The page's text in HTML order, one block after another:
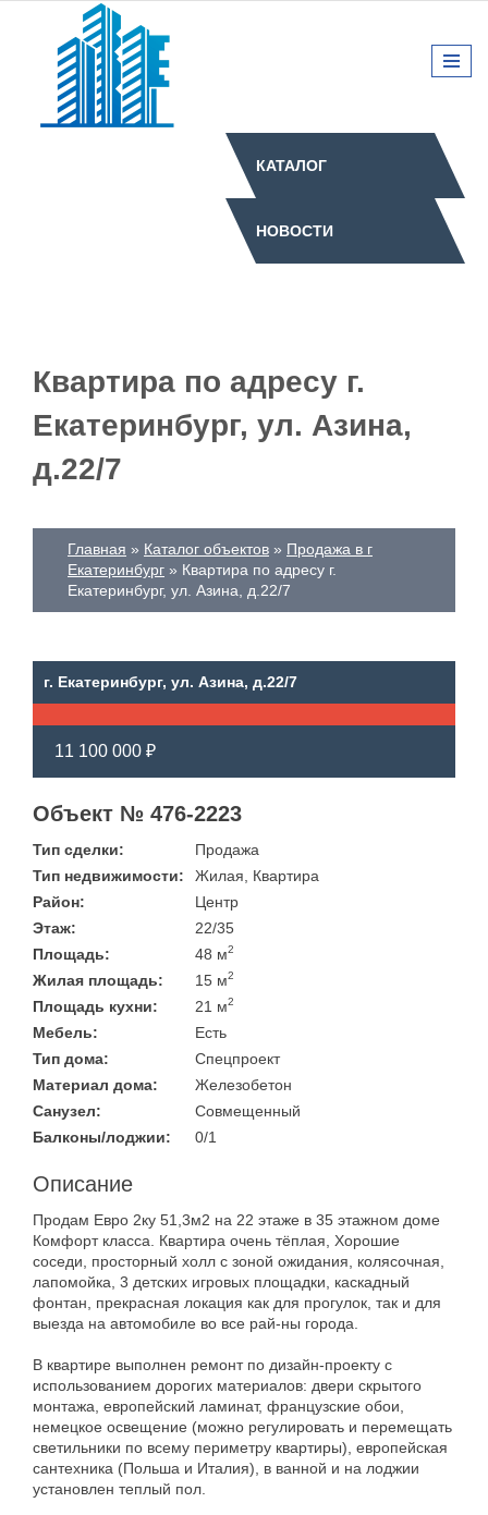
КАТАЛОГ
НОВОСТИ
Квартира по адресу г.
Екатеринбург, ул. Азина,
д.22/7
Главная Каталог объектов
Продажа в г
Екатеринбург
Квартира по адресу г.
Екатеринбург, ул. Азина, д.22/7
г. Екатеринбург, ул. Азина, д.22/7
11 100 000 ₽
Объект № 476-2223
Тип сделки:
Продажа
Тип недвижимости:
Жилая, Квартира
Район:
Центр
Этаж:
22/35
Площадь:
48 м2
Жилая площадь: 15 м2
Площадь кухни: 21 м2
Мебель:
Есть
Тип дома:
Спецпроект
Материал дома:
Железобетон
Санузел:
Совмещенный
Балконы/лоджии:
0/1
Описание
Продам Евро 2ку 51,3м2 на 22 этаже в 35 этажном доме
Комфорт класса. Квартира очень тёплая, Хорошие
соседи, просторный холл с зоной ожидания, колясочная,
лапомойка, 3 детских игровых площадки, каскадный
фонтан, прекрасная локация как для прогулок, так и для
выезда на автомобиле во все рай-ны города.
В квартире выполнен ремонт по дизайн-проекту с
использованием дорогих материалов: двери скрытого
монтажа, европейский ламинат, французские обои,
немецкое освещение (можно регулировать и перемещать
светильники по всему периметру квартиры), европейская
сантехника (Польша и Италия), в ванной и на лоджии
установлен теплый пол.